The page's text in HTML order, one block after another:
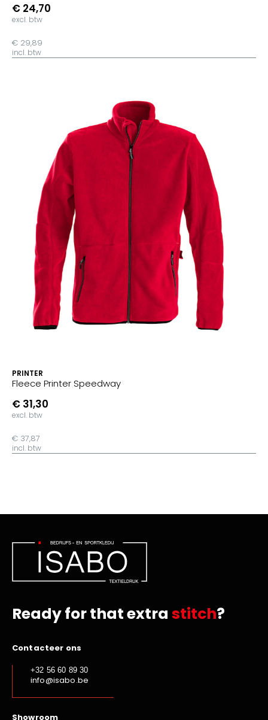
€ 24,70
excl. btw
€ 29,89
incl. btw
PRINTER
Fleece Printer Speedway
€ 31,30
excl. btw
€ 37,87
incl. btw
Ready for that extra stitch?
Contacteer ons
+32 56 60 89 30
info@isabo.be
Showroom